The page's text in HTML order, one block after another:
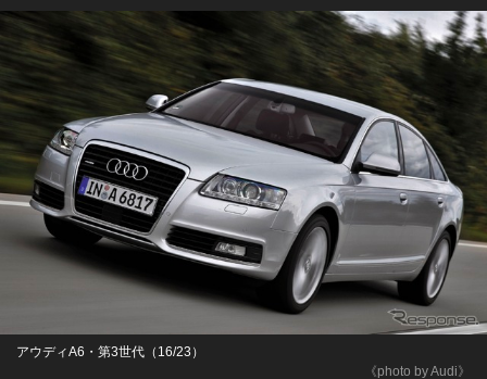
《photo by Audi》
アウディA6・第3世代（16/23）